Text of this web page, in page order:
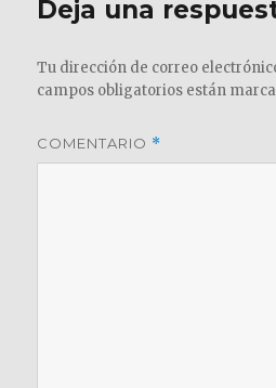
Deja una
Tu dirección de correo
campos obligatorios están
COMENTARIO *